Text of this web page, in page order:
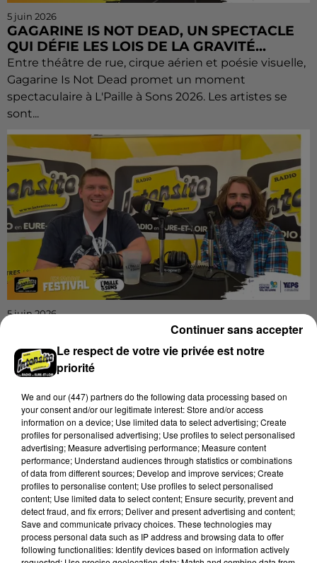
5 juin 2026
GAGARINE IS NOT DEAD, UN SPECTACLE
QUI DÉFIE LES LOIS DE LA GRAVITÉ...
Entre théâtre de rue, cirque aérien et poésie visuelle,
Gagarine Is Not Dead promet un moment
spectaculaire à L'Paille à Sons 2026. Les artistes se
sont...
5 juin 2026
DÉCOUVREZ LES COULISSES DE L'PAILLE À
SONS AVEC GRÉGOIRE JEAN ET...
Qu'allons-nous découvrir cette année à L'Paille à
Sons, réponse avec le comité d'organisation
Le respect de votre vie privée est notre
priorité
We and our (447) partnersdo the following data processing based on
your consent and/or our legitimate interest: Store and/or access
information on a device; Use limited data to select advertising; Create
profiles for personalised advertising; Use profiles to select personalised
advertising; Measure advertising performance; Measure content
performance; Understand audiences through statistics or combinations
of data from different sources; Develop and improve services; Create
profiles to personalise content; Use profiles to select personalised
content; Use limited data to select content; Ensure security, prevent and
detect fraud, and fix errors; Deliver and present advertising and content;
Save and communicate privacy choices. These technologies may
process personal data such as IP address and browsing data to offer
following functionalities: Identify devices based on information actively
Continuer sans accepter